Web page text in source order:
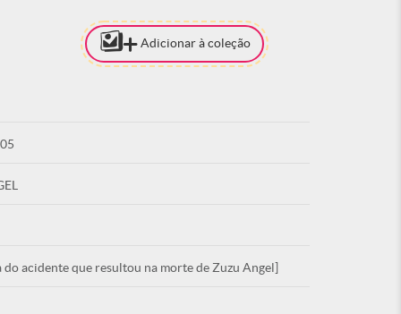
Adicionar à coleção
acidente que resultou na morte de Zuzu Angel]